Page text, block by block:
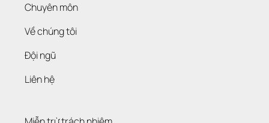
Chuyên môn
Về chúng tôi
Đội ngũ
Liên hệ